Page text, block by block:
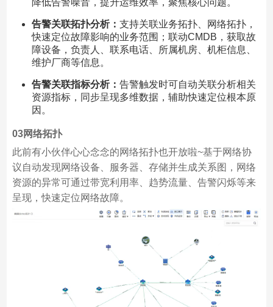
降低告警噪音，提升运维效率，聚焦核心问题。
告警关联拓扑分析： 支持关联业务拓扑、网络拓扑，
快速定位故障影响的业务范围；联动CMDB，获取故
障设备，负责人、联系电话、所属机房、机柜信息、
维护厂商等信息。
告警关联指标分析： 告警触发时可自动关联分析相关
资源指标，同步呈现多维数据，辅助快速定位根本原
因。
03网络拓扑
此前有小伙伴心心念念的网络拓扑也开放啦~基于网络协
议自动发现网络设备、服务器、存储并生成关系图，网络
资源的异常可通过带宽利用率、趋势流量、告警闪烁等来
呈现，快速定位网络故障。